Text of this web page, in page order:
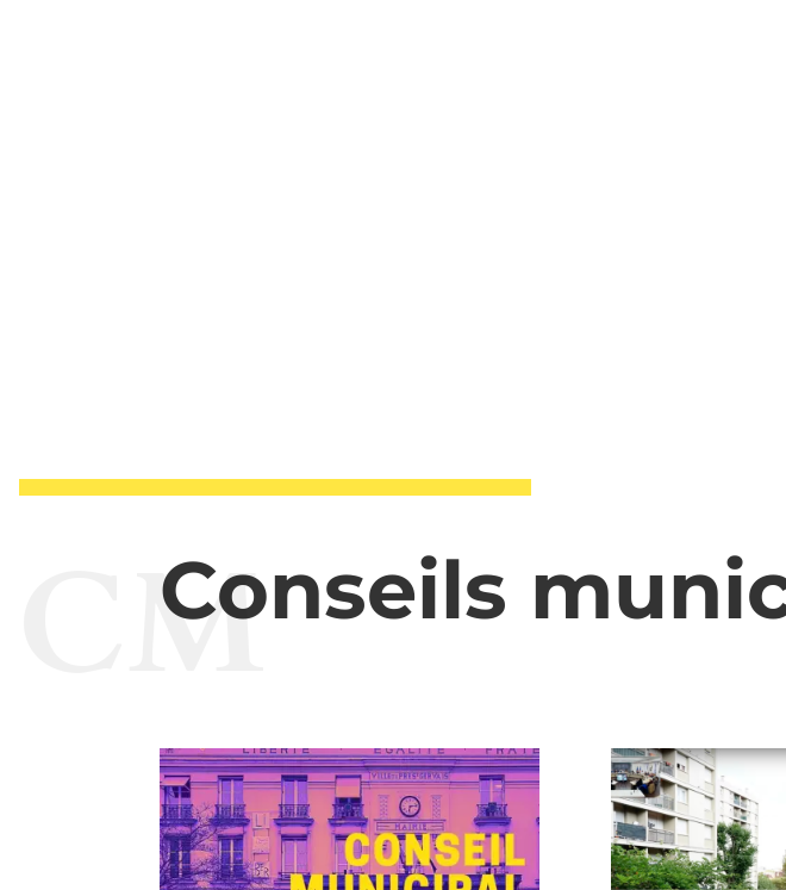
Conseils
CM